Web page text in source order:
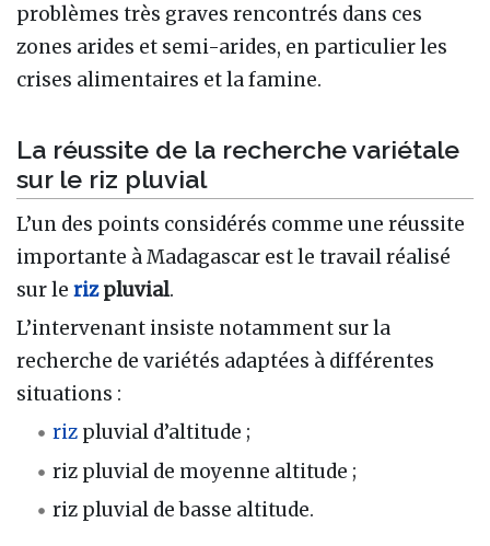
problèmes très graves rencontrés dans ces
zones arides et semi-arides, en particulier les
crises alimentaires et la famine.
La réussite de la recherche variétale
sur le riz pluvial
L’un des points considérés comme une réussite
importante à Madagascar est le travail réalisé
sur le rizpluvial.
L’intervenant insiste notamment sur la
recherche de variétés adaptées à différentes
situations :
riz pluvial d’altitude ;
riz pluvial de moyenne altitude ;
riz pluvial de basse altitude.